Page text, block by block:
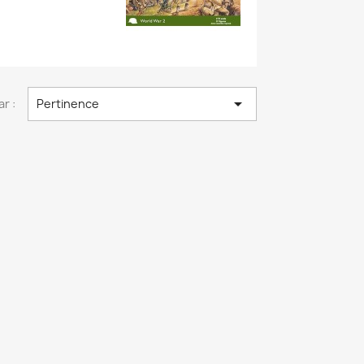
: Pertinence 